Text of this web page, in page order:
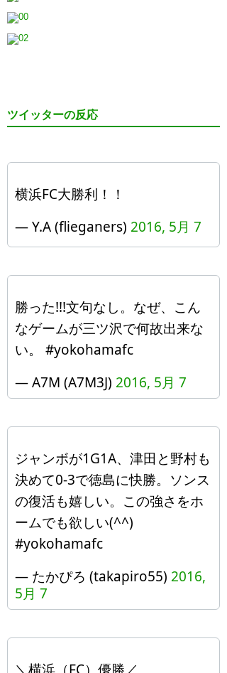
ツイッターの反応
横浜FC大勝利！！
— Y.A (flieganers) 2016, 5月 7
勝った!!!文句なし。なぜ、こん
なゲームが三ツ沢で何故出来な
い。 #yokohamafc
— A7M (A7M3J) 2016, 5月 7
ジャンボが1G1A、津田と野村も
決めて0-3で徳島に快勝。ソンス
の復活も嬉しい。この強さをホ
ームでも欲しい(^^)
#yokohamafc
— たかぴろ (takapiro55) 2016,
5月 7